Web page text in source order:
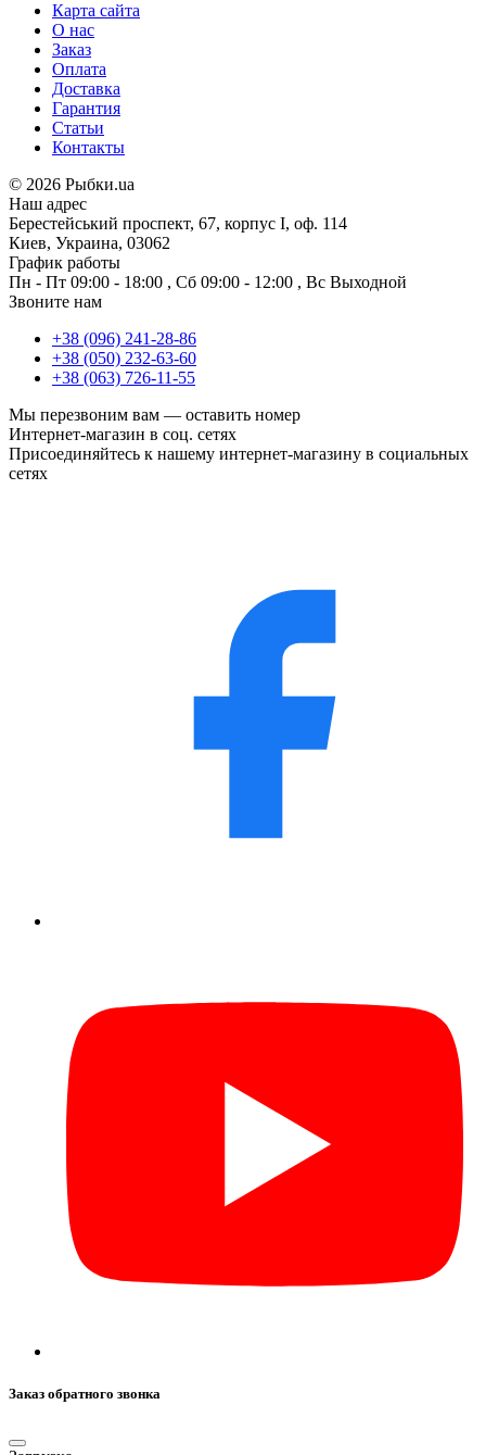
Карта сайта
О нас
Заказ
Оплата
Доставка
Гарантия
Статьи
Контакты
© 2026 Рыбки.ua
Наш адрес
Берестейський проспект, 67, корпус I, оф. 114
Киев, Украина, 03062
График работы
Пн - Пт 09:00 - 18:00 , Сб 09:00 - 12:00 , Вс Выходной
Звоните нам
+38 (096) 241-28-86
+38 (050) 232-63-60
+38 (063) 726-11-55
Мы перезвоним вам — оставить номер
Интернет-магазин в соц. сетях
Присоединяйтесь к нашему интернет-магазину в социальных
сетях
Заказ обратного звонка